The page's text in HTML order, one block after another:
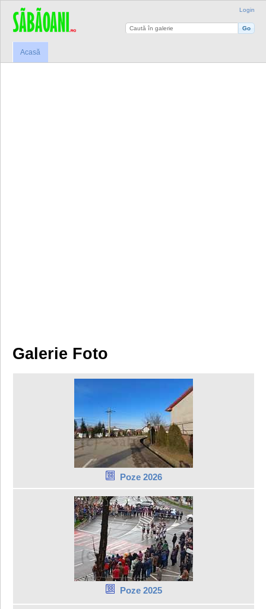
Login
Acasă
Galerie Foto
Poze 2026
Poze 2025